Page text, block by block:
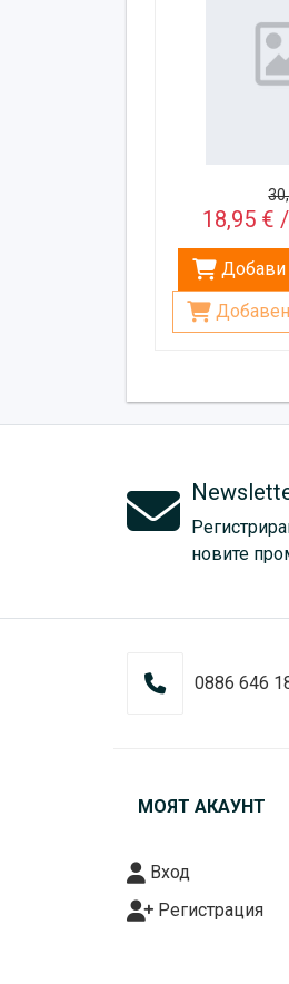
18,95 €
Добави
новите
0886 646
МОЯТ АКАУНТ
Вход
Регистрация